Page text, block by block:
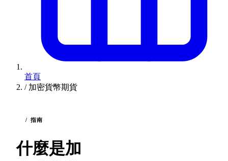
首頁
/ 加密貨幣期貨
/ 指南
什麼是加